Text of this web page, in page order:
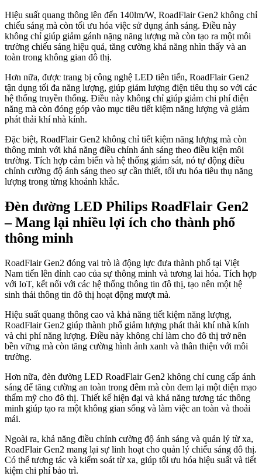
Hiệu suất quang thông lên đến 140lm/W, RoadFlair Gen2 không chỉ
chiếu sáng mà còn tối ưu hóa việc sử dụng ánh sáng. Điều này
không chỉ giúp giảm gánh nặng năng lượng mà còn tạo ra một môi
trường chiếu sáng hiệu quả, tăng cường khả năng nhìn thấy và an
toàn trong không gian đô thị.
Hơn nữa, được trang bị công nghệ LED tiên tiến, RoadFlair Gen2
tận dụng tối đa năng lượng, giúp giảm lượng điện tiêu thụ so với các
hệ thống truyền thống. Điều này không chỉ giúp giảm chi phí điện
năng mà còn đóng góp vào mục tiêu tiết kiệm năng lượng và giảm
phát thải khí nhà kính.
Đặc biệt, RoadFlair Gen2 không chỉ tiết kiệm năng lượng mà còn
thông minh với khả năng điều chỉnh ánh sáng theo điều kiện môi
trường. Tích hợp cảm biến và hệ thống giám sát, nó tự động điều
chỉnh cường độ ánh sáng theo sự cần thiết, tối ưu hóa tiêu thụ năng
lượng trong từng khoảnh khắc.
Đèn đường LED Philips RoadFlair Gen2
– Mang lại nhiều lợi ích cho thành phố
thông minh
RoadFlair Gen2 đóng vai trò là động lực đưa thành phố tại Việt
Nam tiến lên đỉnh cao của sự thông minh và tương lai hóa. Tích hợp
với IoT, kết nối với các hệ thống thông tin đô thị, tạo nên một hệ
sinh thái thông tin đô thị hoạt động mượt mà.
Hiệu suất quang thông cao và khả năng tiết kiệm năng lượng,
RoadFlair Gen2 giúp thành phố giảm lượng phát thải khí nhà kính
và chi phí năng lượng. Điều này không chỉ làm cho đô thị trở nên
bền vững mà còn tăng cường hình ảnh xanh và thân thiện với môi
trường.
Hơn nữa, đèn đường LED RoadFlair Gen2 không chỉ cung cấp ánh
sáng để tăng cường an toàn trong đêm mà còn đem lại một diện mạo
thẩm mỹ cho đô thị. Thiết kế hiện đại và khả năng tương tác thông
minh giúp tạo ra một không gian sống và làm việc an toàn và thoải
mái.
Ngoài ra, khả năng điều chỉnh cường độ ánh sáng và quản lý từ xa,
RoadFlair Gen2 mang lại sự linh hoạt cho quản lý chiếu sáng đô thị.
Có thể tương tác và kiểm soát từ xa, giúp tối ưu hóa hiệu suất và tiết
kiệm chi phí bảo trì.